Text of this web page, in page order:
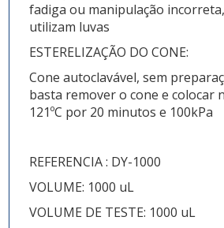
fadiga ou manipulação
utilizam luvas
ESTERELIZAÇÃO DO CONE:
Cone autoclavável, sem
basta remover o cone e colocar
121ºC por 20 minutos e 100kPa
REFERENCIA : DY-1000
VOLUME: 1000 uL
VOLUME DE TESTE: 1000 uL